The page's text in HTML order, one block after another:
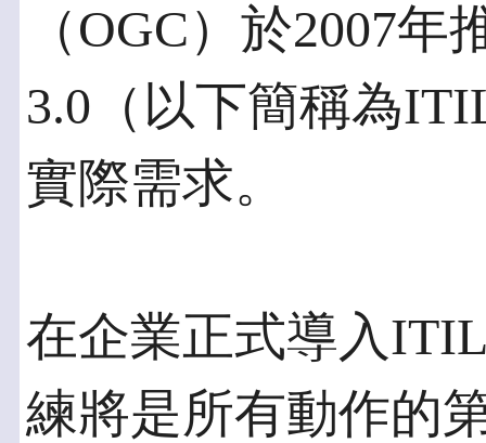
（OGC）於2007
3.0（以下簡稱為
實際需求。
在企業正式導入
練將是所有動作的